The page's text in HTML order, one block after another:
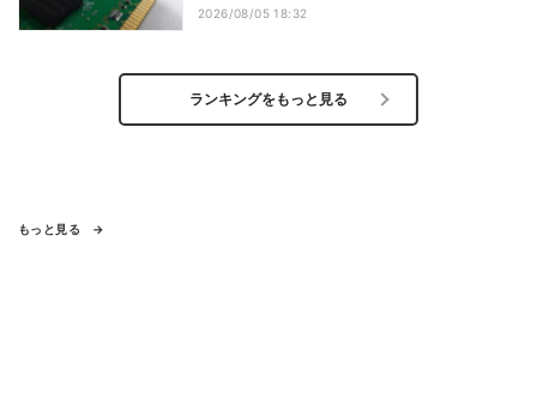
2026/08/05 18:32
ランキングをもっと見る
もっと見る